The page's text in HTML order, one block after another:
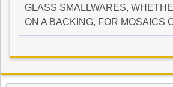
GLASS SMALLWARES,
ON A BACKING, FOR MOSAICS